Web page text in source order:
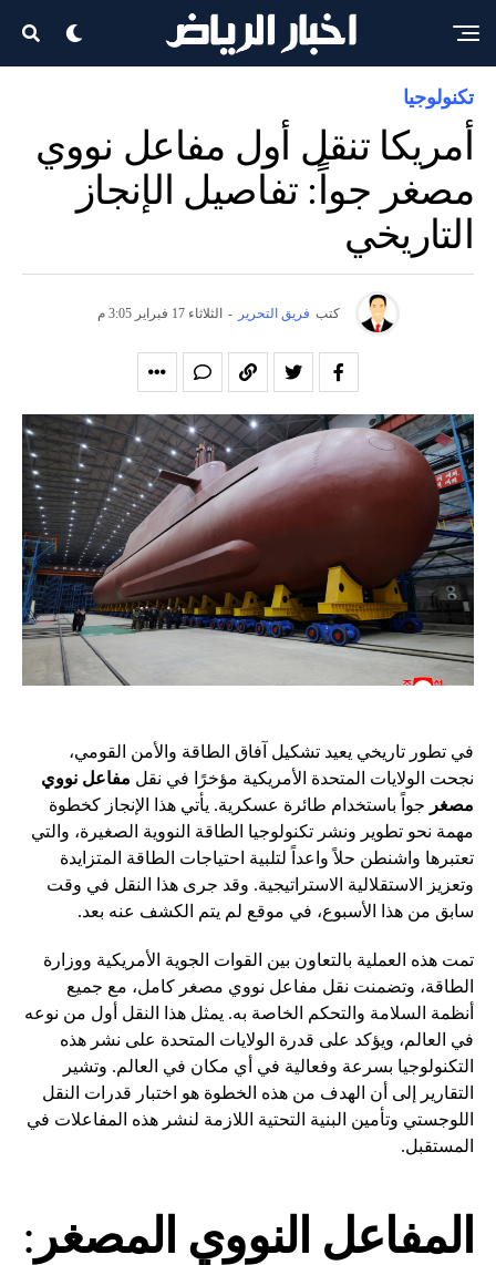
تكنولوجيا
أمريكا تنقل أول مفاعل نووي
مصغر جواً: تفاصيل الإنجاز
التاريخي
كتب فريق التحرير - الثلاثاء 17 فبراير 3:05 م
في تطور تاريخي يعيد تشكيل آفاق الطاقة والأمن القومي،
نجحت الولايات المتحدة الأمريكية مؤخرًا في نقل مفاعل نووي
مصغر جواً باستخدام طائرة عسكرية. يأتي هذا الإنجاز كخطوة
مهمة نحو تطوير ونشر تكنولوجيا الطاقة النووية الصغيرة، والتي
تعتبرها واشنطن حلاً واعداً لتلبية احتياجات الطاقة المتزايدة
وتعزيز الاستقلالية الاستراتيجية. وقد جرى هذا النقل في وقت
سابق من هذا الأسبوع، في موقع لم يتم الكشف عنه بعد.
تمت هذه العملية بالتعاون بين القوات الجوية الأمريكية ووزارة
الطاقة، وتضمنت نقل مفاعل نووي مصغر كامل، مع جميع
أنظمة السلامة والتحكم الخاصة به. يمثل هذا النقل أول من نوعه
في العالم، ويؤكد على قدرة الولايات المتحدة على نشر هذه
التكنولوجيا بسرعة وفعالية في أي مكان في العالم. وتشير
التقارير إلى أن الهدف من هذه الخطوة هو اختبار قدرات النقل
اللوجستي وتأمين البنية التحتية اللازمة لنشر هذه المفاعلات في
المستقبل.
المفاعل النووي المصغر :